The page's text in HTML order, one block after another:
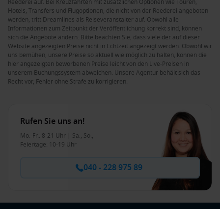
Reederei auf. Bei Kreuzfahrten mit zusätzlichen Optionen wie Touren,
Hotels, Transfers und Flugoptionen, die nicht von der Reederei angeboten
werden, tritt Dreamlines als Reiseveranstalter auf. Obwohl alle
Informationen zum Zeitpunkt der Veröffentlichung korrekt sind, können
sich die Angebote ändern. Bitte beachten Sie, dass viele der auf dieser
Website angezeigten Preise nicht in Echtzeit angezeigt werden. Obwohl wir
uns bemühen, unsere Preise so aktuell wie möglich zu halten, können die
hier angezeigten beworbenen Preise leicht von den Live-Preisen in
unserem Buchungssystem abweichen. Unsere Agentur behält sich das
Recht vor, Fehler ohne Strafe zu korrigieren.
Rufen Sie uns an!
Mo.-Fr.: 8-21 Uhr | Sa., So.,
Feiertage: 10-19 Uhr
040 - 228 975 89